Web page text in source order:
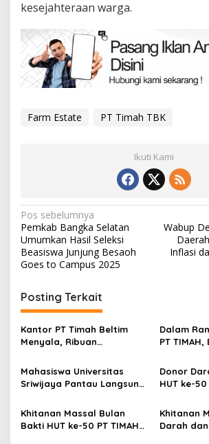
kesejahteraan warga.
Farm Estate PT Timah TBK
Ikuti Kami
Navigasi
pos
Pos sebelumnya
Pemkab Bangka Selatan
Umumkan Hasil Seleksi
Beasiswa Junjung Besaoh
Goes to Campus 2025
Wabup
Inflasi
Posting Terkait
Kantor PT Timah Beltim
Menyala, Ribuan
Pemerintah Jangan Tutup
Mata
Dalam
PT
Massal,
Layanan
Mahasiswa Universitas
Sriwijaya Pantau Langsung
Timah di PT TIMAH
Donor
HUT ke-
Barat
Khitanan Massal Bulan
Bakti HUT ke-50 PT TIMAH
Khitanan
Darah